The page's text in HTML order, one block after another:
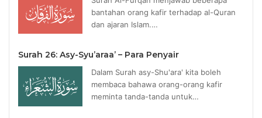
bantahan orang kafir terhadap al-Quran
dan ajaran Islam.…
Surah 26: Asy-Syu’araa’ – Para Penyair
Dalam Surah asy-Shu'ara' kita boleh
membaca bahawa orang-orang kafir
meminta tanda-tanda untuk…